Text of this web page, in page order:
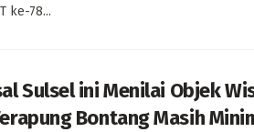
ke-78...
Sulsel ini Menilai Objek
Bontang Masih